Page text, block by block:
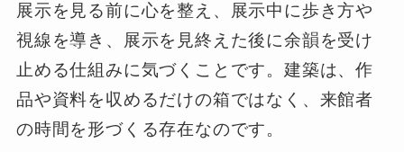
展示を見る前に心を整え、展示中に歩き方や
視線を導き、展示を見終えた後に余韻を受け
止める仕組みに気づくことです。建築は、作
品や資料を収めるだけの箱ではなく、来館者
の時間を形づくる存在なのです。